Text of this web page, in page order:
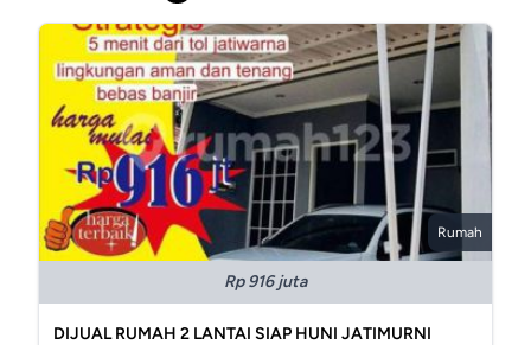
Rumah
Rp 916 juta
DIJUAL RUMAH 2 LANTAI SIAP HUNI JATIMURNI